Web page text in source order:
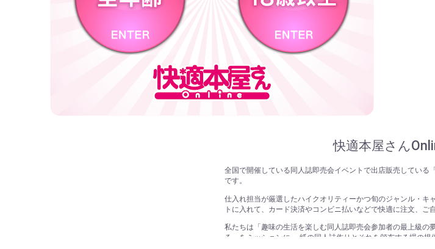
快適本屋さん
全国で開催している同人誌即売会イベントで出店販売している
です。
仕入れ担当が厳選したハイクオリティーかつ旬のジャンル・キ
トに入れて、カード決済やコンビニ払いなどで快適に注文、ご
私たちは「趣味の生活を楽しむ同人誌即売会参加者の最上級の
る」をミッションに、 紙の同人誌作りとそれを頒布する場の